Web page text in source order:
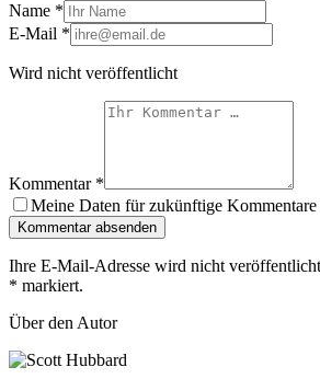
Name *
E-Mail *
Wird nicht veröffentlicht
Kommentar *
Meine Daten für zukünftige Kommentare
Kommentar absenden
Ihre E-Mail-Adresse wird nicht
* markiert.
Über den Autor